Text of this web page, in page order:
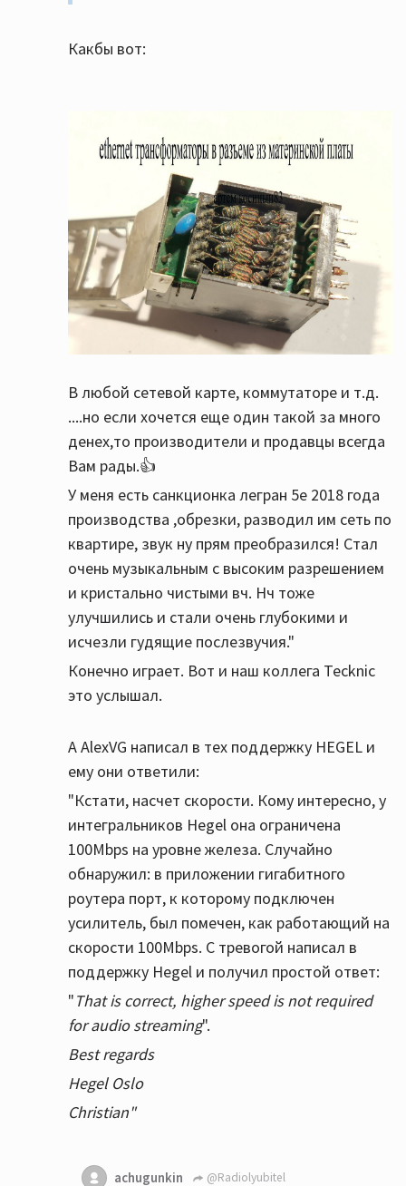
Какбы вот:
В любой сетевой карте, коммутаторе и т.д.
....но если хочется еще один такой за много
денех,то производители и продавцы всегда
Вам рады.👍
У меня есть санкционка легран 5е 2018 года
производства ,обрезки, разводил им сеть по
квартире, звук ну прям преобразился! Стал
очень музыкальным с высоким разрешением
и кристально чистыми вч. Нч тоже
улучшились и стали очень глубокими и
исчезли гудящие послезвучия."
Конечно играет. Вот и наш коллега Tecknic
это услышал.
А AlexVG написал в тех поддержку HEGEL и
ему они ответили:
"Кстати, насчет скорости. Кому интересно, у
интегральников Hegel она ограничена
100Mbps на уровне железа. Случайно
обнаружил: в приложении гигабитного
роутера порт, к которому подключен
усилитель, был помечен, как работающий на
скорости 100Mbps. С тревогой написал в
поддержку Hegel и получил простой ответ:
"That is correct, higher speed is not required
for audio streaming".
Best regards
Hegel Oslo
Christian"
achugunkin @Radiolyubitel